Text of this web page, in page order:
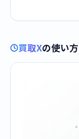
買取Xの使い